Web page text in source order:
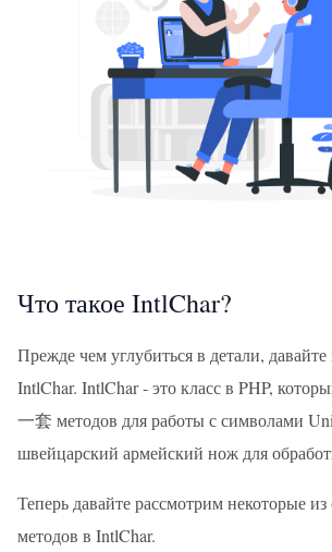
Что такое IntlChar?
Прежде чем углубиться в детали,
IntlChar. IntlChar - это класс в PHP,
一套 методов для работы с символами
швейцарский армейский нож для
Теперь давайте рассмотрим некоторые
методов в IntlChar.